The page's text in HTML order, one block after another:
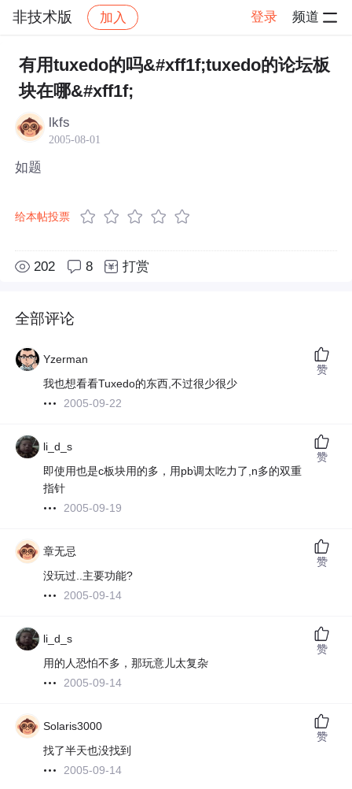
非技术版 加入 登录 频道
社区 非技术版 帖子详情
有用tuxedo的吗&#xff1f;tuxedo的论坛板
块在哪&#xff1f;
lkfs
2005-08-01
如题
给本帖投票
202 8 打赏
全部评论
Yzerman
我也想看看Tuxedo的东西,不过很少很少
2005-09-22
赞
li_d_s
即使用也是c板块用的多，用pb调太吃力了,n多的双重
指针
2005-09-19
赞
章无忌
没玩过..主要功能?
2005-09-14
赞
li_d_s
用的人恐怕不多，那玩意儿太复杂
2005-09-14
赞
Solaris3000
找了半天也没找到
2005-09-14
赞